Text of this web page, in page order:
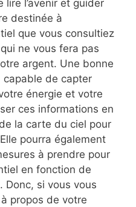
lire l’avenir et guider
destinée à
que vous consultiez
ne vous fera pas
argent. Une bonne
capable de capter
énergie et votre
ces informations en
la carte du ciel pour
pourra également
à prendre pour
en fonction de
Donc, si vous vous
propos de votre